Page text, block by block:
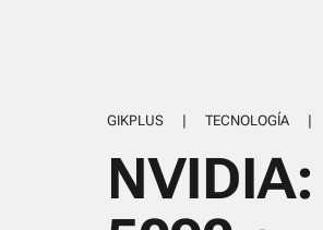
GIKPLUS | TECNOLOGÍA |